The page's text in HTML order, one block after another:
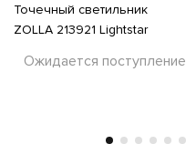
Точечный светильник
ZOLLA 213921 Lightstar
Ожидается поступление